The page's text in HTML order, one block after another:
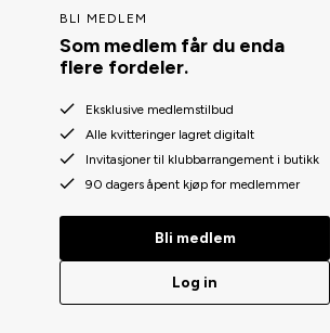
BLI MEDLEM
Som medlem får du enda
flere fordeler.
Eksklusive medlemstilbud
Alle kvitteringer lagret digitalt
Invitasjoner til klubbarrangement i butikk
90 dagers åpent kjøp for medlemmer
Bli medlem
Log in